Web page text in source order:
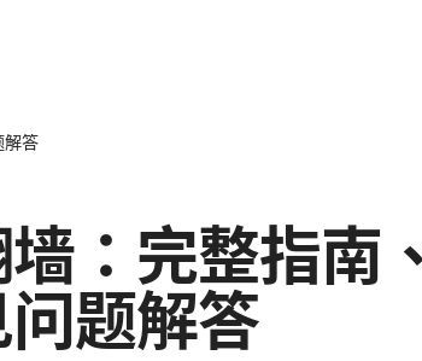
解答
：完整指南
题解答